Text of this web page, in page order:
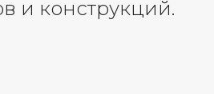
и конструкций.